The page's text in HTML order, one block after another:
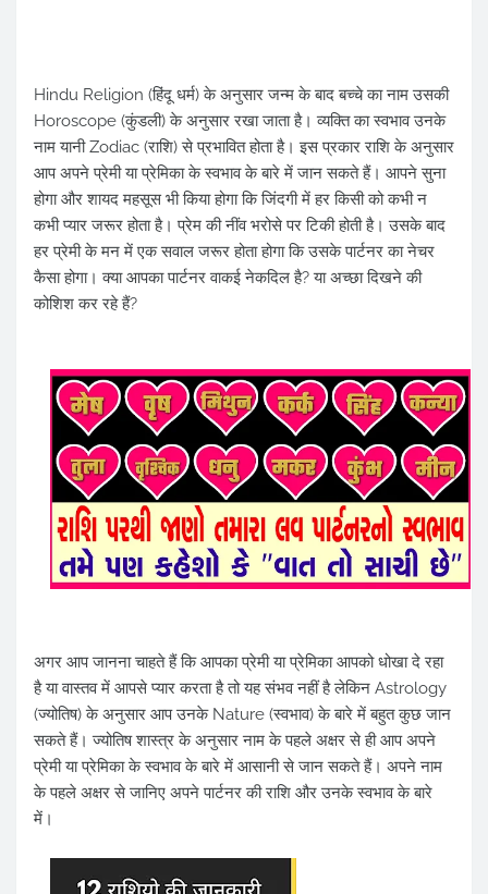
Hindu Religion (हिंदू धर्म) के अनुसार जन्म के बाद बच्चे का नाम उसकी
Horoscope (कुंडली) के अनुसार रखा जाता है। व्यक्ति का स्वभाव उनके
नाम यानी Zodiac (राशि) से प्रभावित होता है। इस प्रकार राशि के अनुसार
आप अपने प्रेमी या प्रेमिका के स्वभाव के बारे में जान सकते हैं। आपने सुना
होगा और शायद महसूस भी किया होगा कि जिंदगी में हर किसी को कभी न
कभी प्यार जरूर होता है। प्रेम की नींव भरोसे पर टिकी होती है। उसके बाद
हर प्रेमी के मन में एक सवाल जरूर होता होगा कि उसके पार्टनर का नेचर
कैसा होगा। क्या आपका पार्टनर वाकई नेकदिल है? या अच्छा दिखने की
कोशिश कर रहे हैं?
अगर आप जानना चाहते हैं कि आपका प्रेमी या प्रेमिका आपको धोखा दे रहा
है या वास्तव में आपसे प्यार करता है तो यह संभव नहीं है लेकिन Astrology
(ज्योतिष) के अनुसार आप उनके Nature (स्वभाव) के बारे में बहुत कुछ जान
सकते हैं। ज्योतिष शास्त्र के अनुसार नाम के पहले अक्षर से ही आप अपने
प्रेमी या प्रेमिका के स्वभाव के बारे में आसानी से जान सकते हैं। अपने नाम
के पहले अक्षर से जानिए अपने पार्टनर की राशि और उनके स्वभाव के बारे
में।